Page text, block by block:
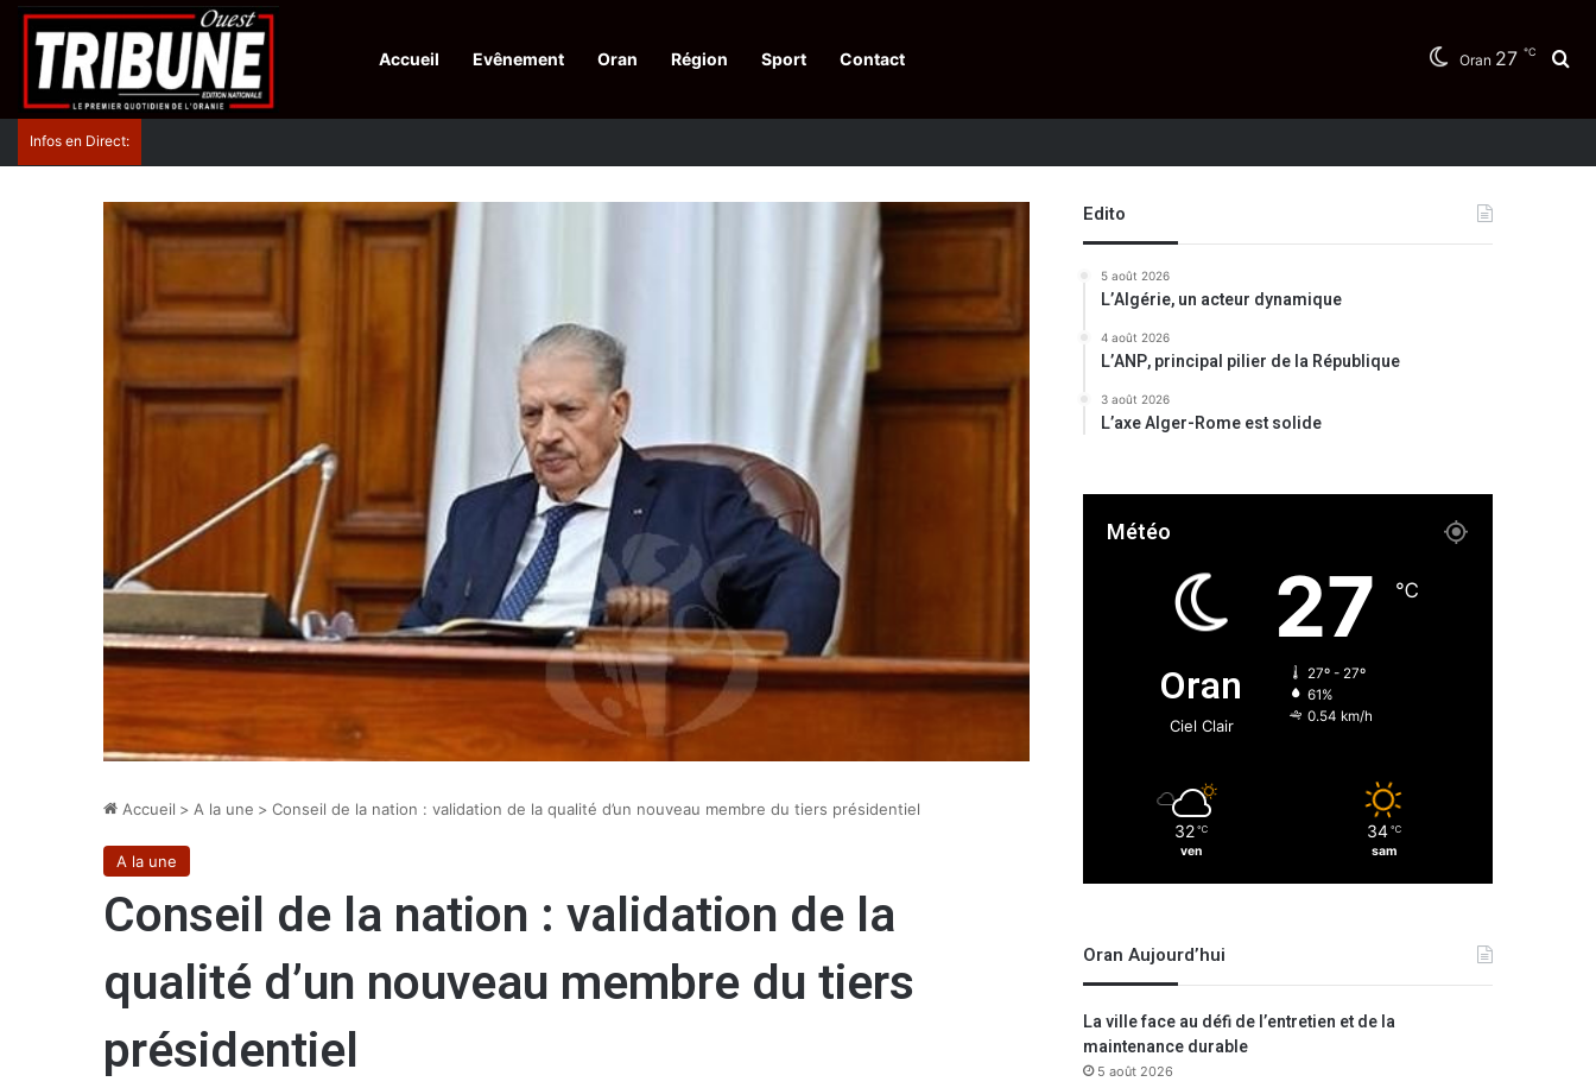
Accueil Evênement Oran Région Sport Contact Oran 27 ℃
Infos en Direct:
Accueil > A la une > Conseil de la nation : validation de la qualité d’un nouveau membre du tiers présidentiel
A la une
Conseil de la nation : validation de la
qualité d’un nouveau membre du tiers
présidentiel
Edito
5 août 2026
L’Algérie, un acteur dynamique
4 août 2026
L’ANP, principal pilier de la République
3 août 2026
L’axe Alger-Rome est solide
Météo
Oran
Ciel Clair
27 ℃
27º - 27º
61%
0.54 km/h
32 ℃
ven
34 ℃
sam
Oran Aujourd’hui
La ville face au défi de l’entretien et de la
maintenance durable
5 août 2026